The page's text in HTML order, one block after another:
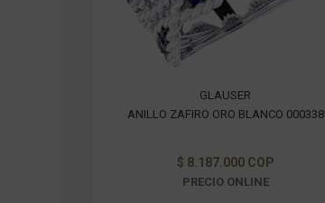
GLAUSER
ANILLO ZAFIRO ORO BLANCO 000338
$ 8.187.000 COP
PRECIO ONLINE